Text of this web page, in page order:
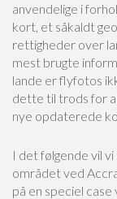
anvendelige i
kort, et såkaldt
rettigheder over
mest brugte
lande er flyfotos
dette til trods for
nye opdaterede
I det følgende vil
området ved
på en speciel